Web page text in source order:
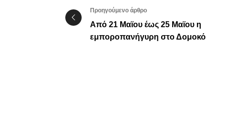
Προηγούμενο άρθρο
Από 21 Μαϊου έως 25 Μαϊου η
εμποροπανήγυρη στο Δομοκό